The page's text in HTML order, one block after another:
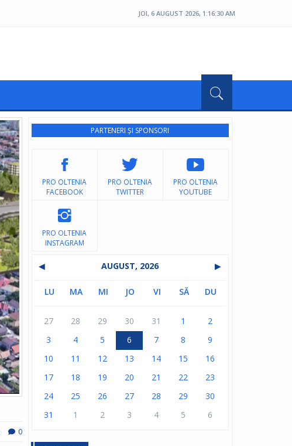
JOI, 6 AUGUST 2026, 1:16:33 AM
0
PARTENERI ȘI SPONSORI
PRO OLTENIA
FACEBOOK
PRO OLTENIA
TWITTER
PRO OLTENIA
YOUTUBE
PRO OLTENIA
INSTAGRAM
◀ AUGUST, 2026 ▶
LU MA MI JO VI SĂ DU
27 28 29 30 31 1
2
3
4 5 6 7 8
9
10
11 12 13 14 15
16
17
18 19 20 21 22
23
24
25 26 27 28 29
30
31
1 2 3 4 5 6